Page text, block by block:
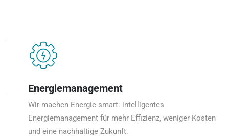
Energiemanagement
Wir machen Energie smart: intelligentes
Energiemanagement für mehr Effizienz, weniger Kosten
und eine nachhaltige Zukunft.